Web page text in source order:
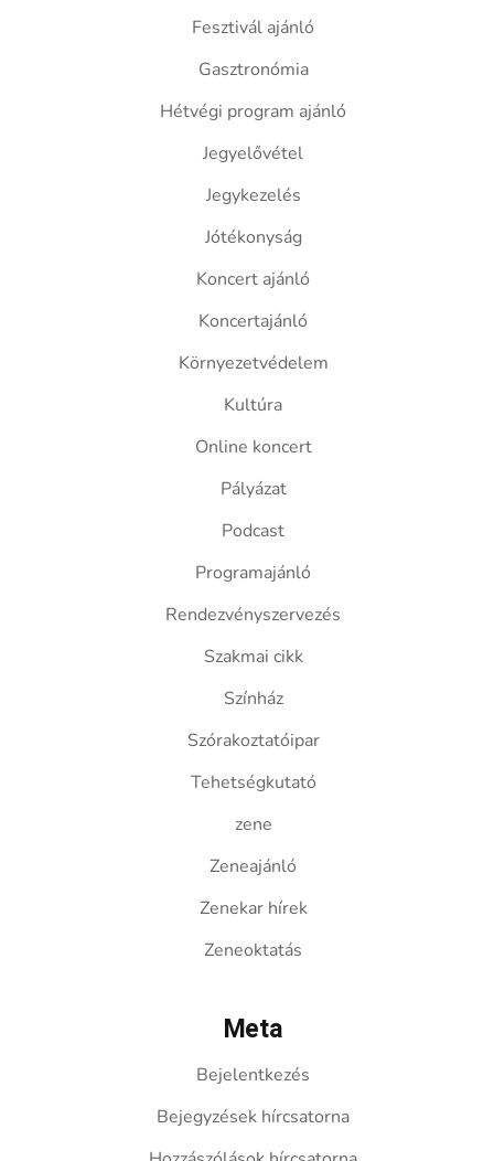
Fesztivál ajánló
Gasztronómia
Hétvégi program ajánló
Jegyelővétel
Jegykezelés
Jótékonyság
Koncert ajánló
Koncertajánló
Környezetvédelem
Kultúra
Online koncert
Pályázat
Podcast
Programajánló
Rendezvényszervezés
Szakmai cikk
Színház
Szórakoztatóipar
Tehetségkutató
zene
Zeneajánló
Zenekar hírek
Zeneoktatás
Meta
Bejelentkezés
Bejegyzések hírcsatorna